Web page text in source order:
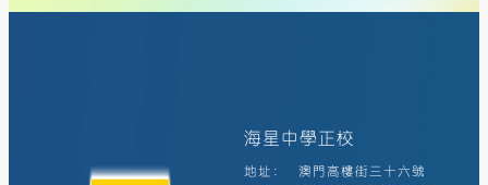
海星中學正校
地址:
澳門高樓街三十六號